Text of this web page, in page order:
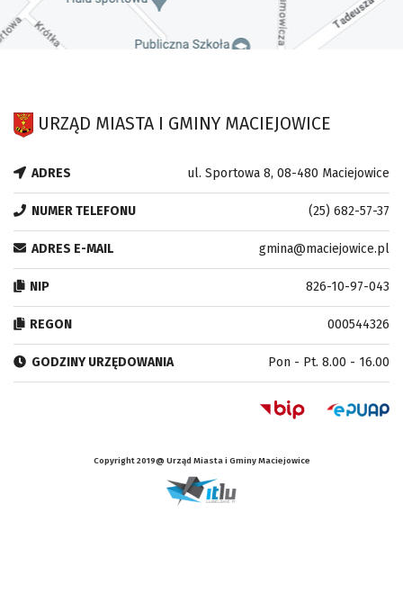
URZĄD MIASTA I GMINY MACIEJOWICE
ADRES ul. Sportowa 8, 08-480 Maciejowice
NUMER TELEFONU (25) 682-57-37
ADRES E-MAIL gmina@maciejowice.pl
NIP 826-10-97-043
REGON 000544326
GODZINY URZĘDOWANIA Pon - Pt. 8.00 - 16.00
Copyright 2019@ Urząd Miasta i Gminy Maciejowice